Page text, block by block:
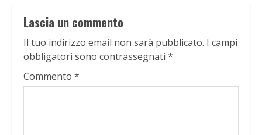
Lascia un commento
Il tuo indirizzo email non sarà pubblicato. I campi
obbligatori sono contrassegnati *
Commento *